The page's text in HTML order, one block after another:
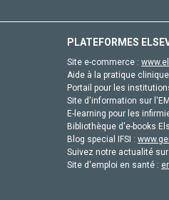
PLATEFORMES
Site e-commerce :
Aide à la pratique
Portail pour les
Site d'information sur
E-learning pour les
Bibliothèque d'e-books
Blog special IFSI :
Suivez notre actualité
Site d'emploi en santé :